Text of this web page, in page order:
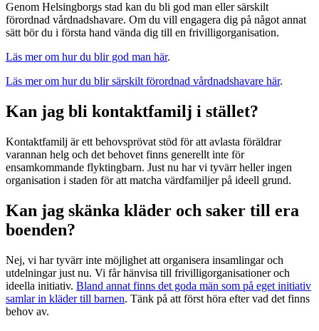
Genom Helsingborgs stad kan du bli god man eller särskilt
förordnad vårdnadshavare. Om du vill engagera dig på något annat
sätt bör du i första hand vända dig till en frivilligorganisation.
Läs mer om hur du blir god man här.
Läs mer om hur du blir särskilt förordnad vårdnadshavare här.
Kan jag bli kontaktfamilj i stället?
Kontaktfamilj är ett behovsprövat stöd för att avlasta föräldrar
varannan helg och det behovet finns generellt inte för
ensamkommande flyktingbarn. Just nu har vi tyvärr heller ingen
organisation i staden för att matcha värdfamiljer på ideell grund.
Kan jag skänka kläder och saker till era
boenden?
Nej, vi har tyvärr inte möjlighet att organisera insamlingar och
utdelningar just nu. Vi får hänvisa till frivilligorganisationer och
ideella initiativ. Bland annat finns det goda män som på eget initiativ
samlar in kläder till barnen. Tänk på att först höra efter vad det finns
behov av.